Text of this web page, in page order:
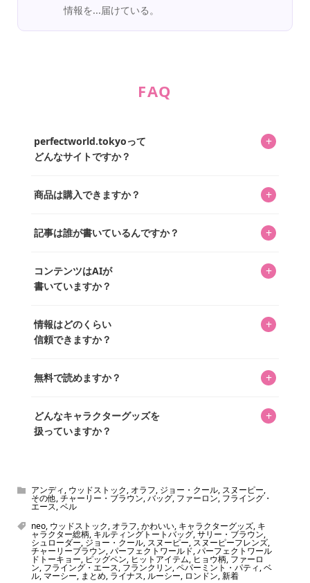
情報を...届けている。
FAQ
perfectworld.tokyoって
どんなサイトですか？
+
ってもらうニュースサイトです。運営はキャラグッズコレ
を中心に行われており、私たちは実際に40,000種のキャラグ
商品は購入できますか？ +
「perfectworld.shop」で、ほとんど全てのアイテムを購
があり、そこからジャンプできます。
記事は誰が書いているんですか？ +
ています。記事内の99%を超えるほぼすべての写真も、1枚
ずつ心を込めて自分たちで撮影したものです。さらに、10
ッズを収集し、月に1,000点の新商品を選定・購入する編集
長KOSが全記事を監修しています。
コンテンツはAIが
書いていますか？
+
書いています。AIは使用していません。編集長KOSが最終確
認を行い、手動で更新しています。
情報はどのくらい
信頼できますか？
+
いをお届けすることは保証します。なお、記事内に価格は
め、正確な情報をお伝えできないからです。
無料で読めますか？ +
どんなキャラクターグッズを
扱っていますか？
+
ん！200種以上のトレンディなキャラクターやアニメキャラ
をご紹介しています。生まれたばかりの新しいキャラクタ
ーをいち早く皆さんにお届けすることも、私たちの使命の
ひとつです。
アンディ, ウッドストック, オラフ, ジョー・クール, スヌーピー,
その他,チャーリー・ブラウン,バッグ, ファーロン, フライング・
エース,ベル
neo, ウッドストック, オラフ,かわいい, キャラクターグッズ, キ
ャラクター総柄, キルティングトートバッグ,サリー・ブラウン,
シュローダー, ジョー・クール, スヌーピー, スヌーピーフレンズ,
チャーリーブラウン,パーフェクトワールド,パーフェクトワール
ドトーキョー, ピッグペン, ヒットアイテム, ヒョウ柄, ファーロ
ン, フライング・エース, フランクリン,ペパーミント・パティ,ベ
ル, マーシー, まとめ, ライナス,ルーシー, ロンドン,新着